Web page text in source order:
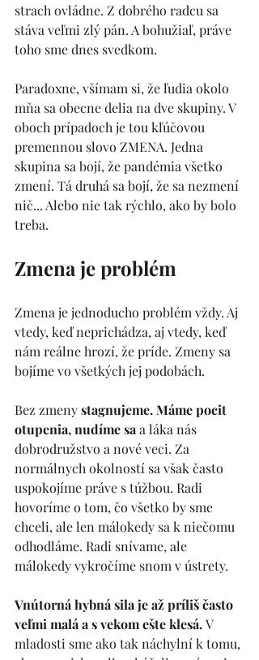
strach ovládne. Z dobrého radcu sa
stáva veľmi zlý pán. A bohužiaľ, práve
toho sme dnes svedkom.
Paradoxne, všímam si, že ľudia okolo
mňa sa obecne delia na dve skupiny. V
oboch prípadoch je tou kľúčovou
premennou slovo ZMENA. Jedna
skupina sa bojí, že pandémia všetko
zmení. Tá druhá sa bojí, že sa nezmení
nič... Alebo nie tak rýchlo, ako by bolo
treba.
Zmena je problém
Zmena je jednoducho problém vždy. Aj
vtedy, keď neprichádza, aj vtedy, keď
nám reálne hrozí, že príde. Zmeny sa
bojíme vo všetkých jej podobách.
Bez zmeny stagnujeme. Máme pocit
otupenia, nudíme sa a láka nás
dobrodružstvo a nové veci. Za
normálnych okolností sa však často
uspokojíme práve s túžbou. Radi
hovoríme o tom, čo všetko by sme
chceli, ale len málokedy sa k niečomu
odhodláme. Radi snívame, ale
málokedy vykročíme snom v ústrety.
Vnútorná hybná sila je až príliš často
veľmi malá a s vekom ešte klesá. V
mladosti sme ako tak náchylní k tomu,